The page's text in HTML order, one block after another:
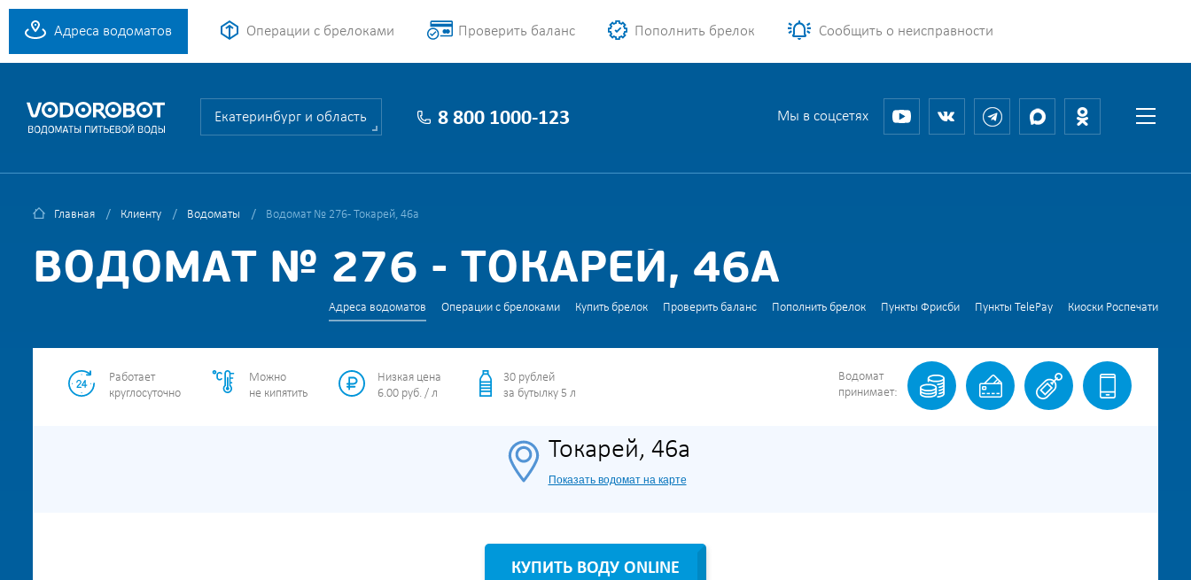
Адреса водоматов Операции с брелоками Проверить баланс Пополнить брелок Сообщить о неисправности
Екатеринбург и область 8 800 1000-123 Мы в соцсетях
Главная Клиенту Водоматы Водомат № 276 - Токарей, 46а
ВОДОМАТ № 276 - ТОКАРЕЙ, 46А
Адреса водоматов Операции с брелоками Купить брелок Проверить баланс Пополнить брелок Пункты Фрисби Пункты TelePay Киоски Роспечати
Работает
круглосуточно
Можно
не кипятить
Низкая цена
6.00 руб. / л
30 рублей
за бутылку 5 л
Водомат
принимает:
Токарей, 46а
Показать водомат на карте
КУПИТЬ ВОДУ ONLINE